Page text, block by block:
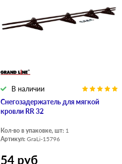
Снегозадержатель для мягкой
кровли RR 32
В наличии
Кол-во в упаковке, шт: 1
Артикул: GraLi-15796
54 руб